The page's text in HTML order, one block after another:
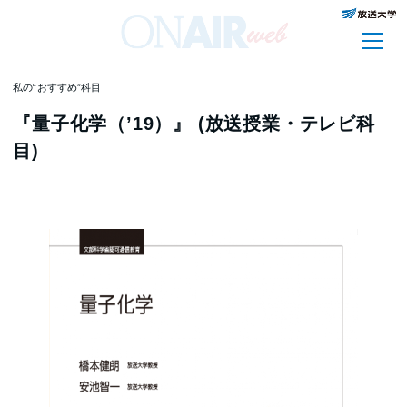
私の“おすすめ”科目
『量子化学（’19）』 (放送授業・テレビ科
目)